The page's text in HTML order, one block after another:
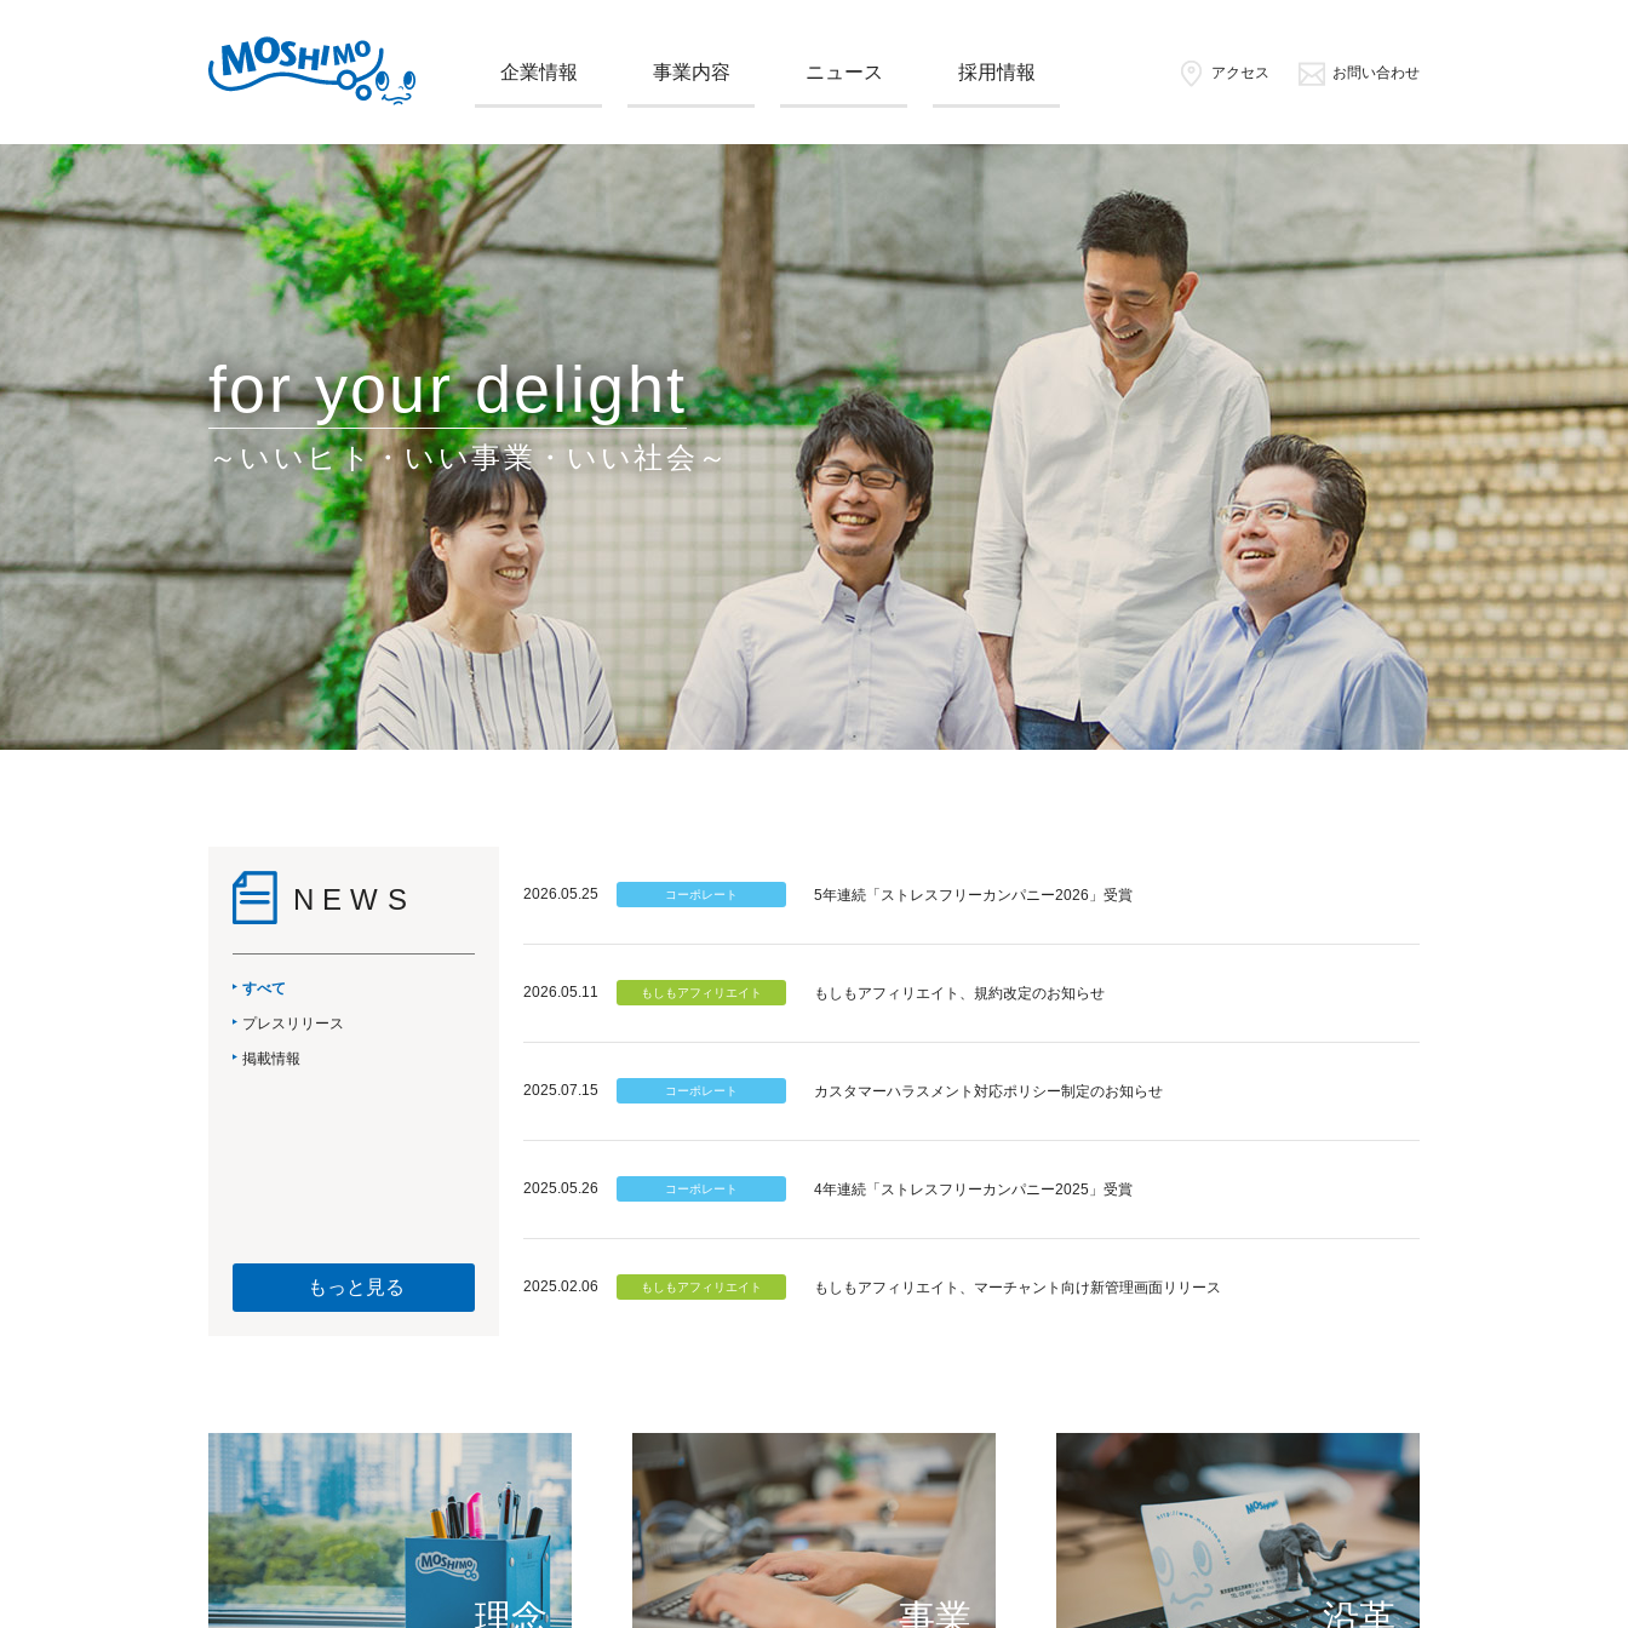
企業情報 事業内容 ニュース 採用情報 アクセス お問い合わせ
for your delight
～いいヒト・いい事業・いい社会～
NEWS
すべて
プレスリリース
掲載情報
もっと見る
2026.05.25 5年連続「ストレスフリーカンパニー2026」受賞
2026.05.11 もしもアフィリエイト、規約改定のお知らせ
2025.07.15 カスタマーハラスメント対応ポリシー制定のお知らせ
2025.05.26 4年連続「ストレスフリーカンパニー2025」受賞
2025.02.06 もしもアフィリエイト、マーチャント向け新管理画面リリース
理念
個のチカラ
もしもが描く未来の形とは
事業
可能性の実現に向けて
提供するサービスの仕組み
沿革